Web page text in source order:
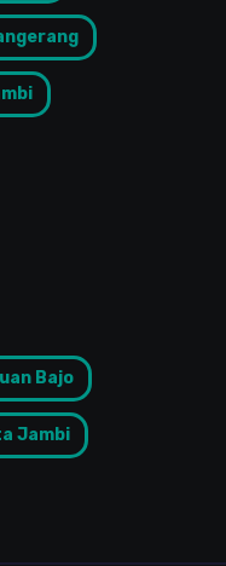
Bajo
Jambi